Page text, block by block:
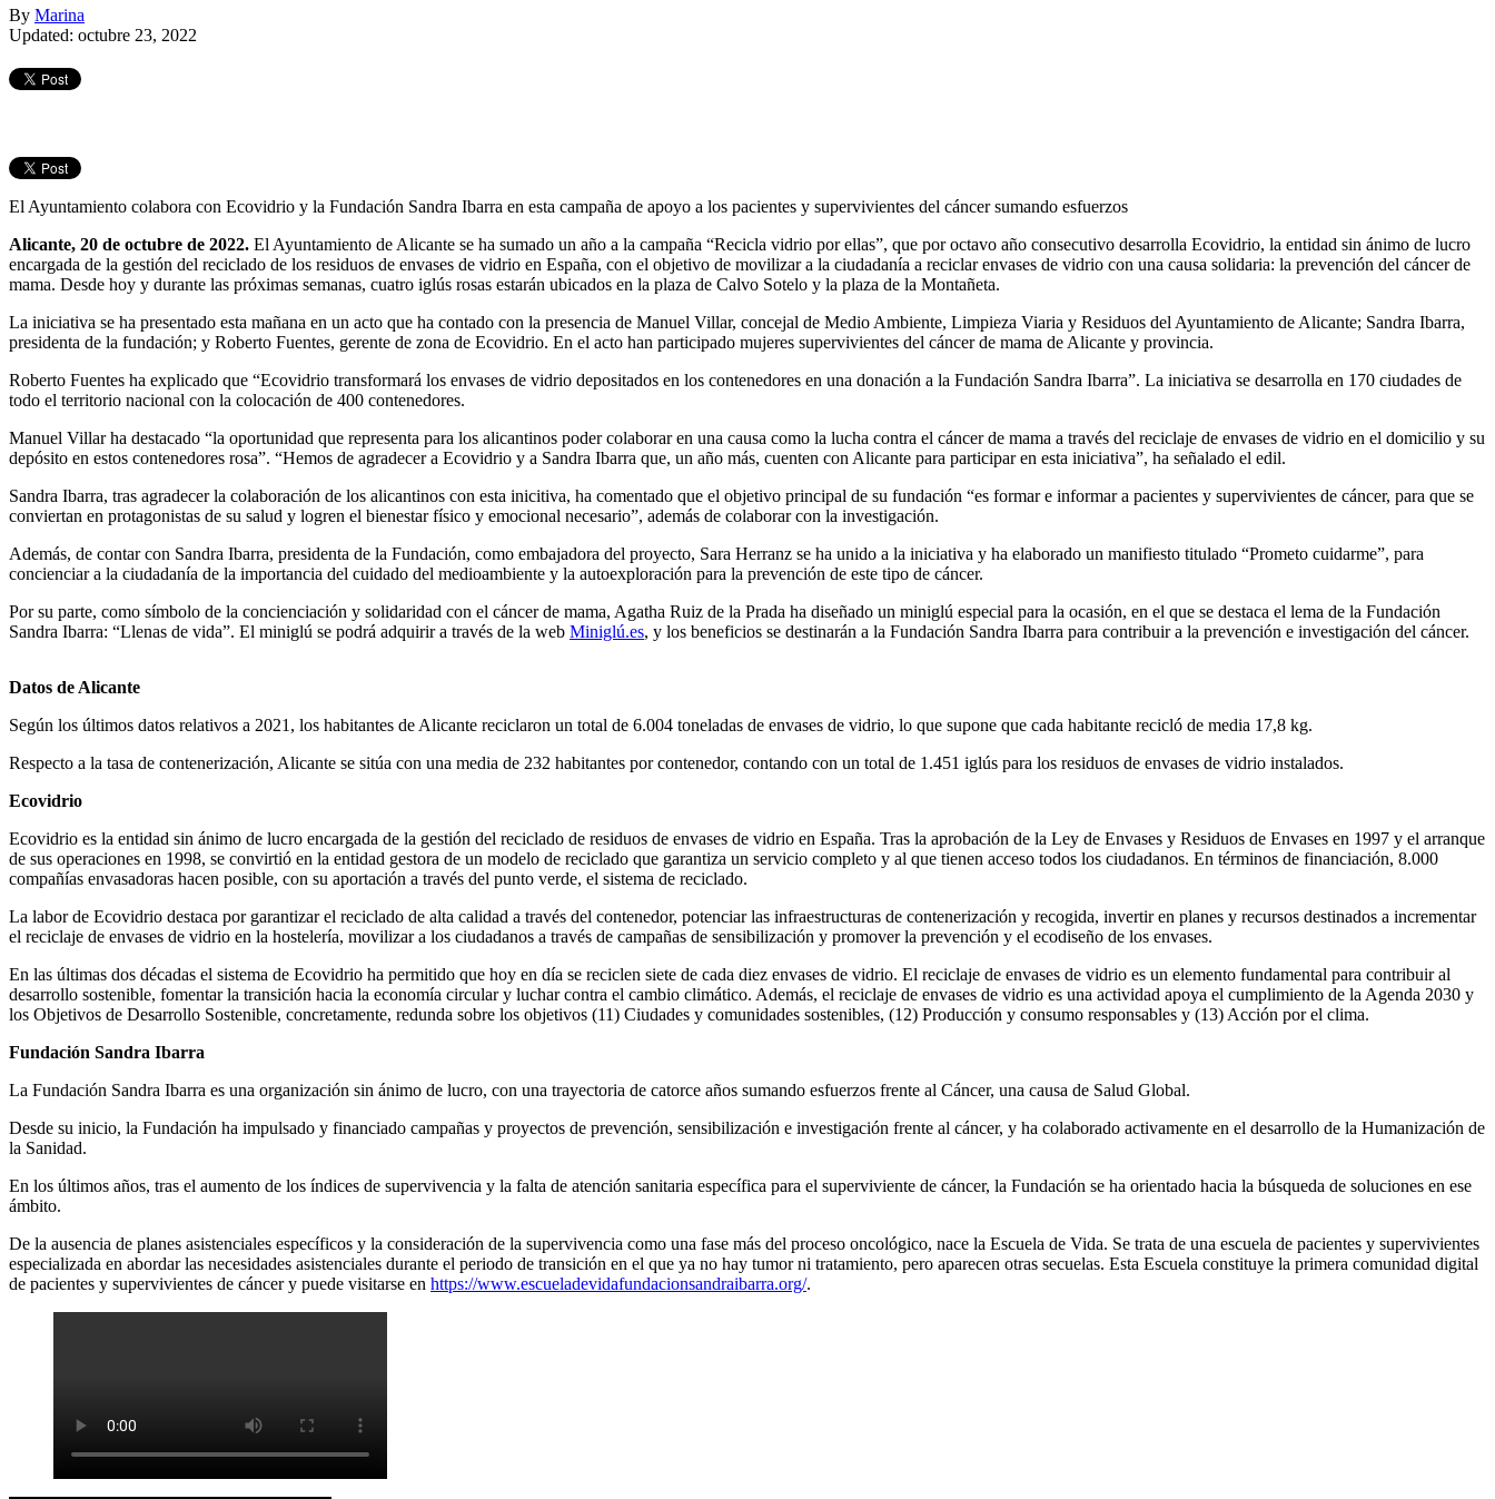
By Marina
Updated: octubre 23, 2022
El Ayuntamiento colabora con Ecovidrio y la Fundación Sandra Ibarra en esta campaña de apoyo a los pacientes y supervivientes del cáncer sumando esfuerzos
Alicante, 20 de octubre de 2022. El Ayuntamiento de Alicante se ha sumado un año a la campaña “Recicla vidrio por ellas”, que por octavo año consecutivo desarrolla Ecovidrio, la entidad sin ánimo de lucro
encargada de la gestión del reciclado de los residuos de envases de vidrio en España, con el objetivo de movilizar a la ciudadanía a reciclar envases de vidrio con una causa solidaria: la prevención del cáncer de
mama. Desde hoy y durante las próximas semanas, cuatro iglús rosas estarán ubicados en la plaza de Calvo Sotelo y la plaza de la Montañeta.
La iniciativa se ha presentado esta mañana en un acto que ha contado con la presencia de Manuel Villar, concejal de Medio Ambiente, Limpieza Viaria y Residuos del Ayuntamiento de Alicante; Sandra Ibarra,
presidenta de la fundación; y Roberto Fuentes, gerente de zona de Ecovidrio. En el acto han participado mujeres supervivientes del cáncer de mama de Alicante y provincia.
Roberto Fuentes ha explicado que “Ecovidrio transformará los envases de vidrio depositados en los contenedores en una donación a la Fundación Sandra Ibarra”. La iniciativa se desarrolla en 170 ciudades de
todo el territorio nacional con la colocación de 400 contenedores.
Manuel Villar ha destacado “la oportunidad que representa para los alicantinos poder colaborar en una causa como la lucha contra el cáncer de mama a través del reciclaje de envases de vidrio en el domicilio y su
depósito en estos contenedores rosa”. “Hemos de agradecer a Ecovidrio y a Sandra Ibarra que, un año más, cuenten con Alicante para participar en esta iniciativa”, ha señalado el edil.
Sandra Ibarra, tras agradecer la colaboración de los alicantinos con esta inicitiva, ha comentado que el objetivo principal de su fundación “es formar e informar a pacientes y supervivientes de cáncer, para que se
conviertan en protagonistas de su salud y logren el bienestar físico y emocional necesario”, además de colaborar con la investigación.
Además, de contar con Sandra Ibarra, presidenta de la Fundación, como embajadora del proyecto, Sara Herranz se ha unido a la iniciativa y ha elaborado un manifiesto titulado “Prometo cuidarme”, para
concienciar a la ciudadanía de la importancia del cuidado del medioambiente y la autoexploración para la prevención de este tipo de cáncer.
Por su parte, como símbolo de la concienciación y solidaridad con el cáncer de mama, Agatha Ruiz de la Prada ha diseñado un miniglú especial para la ocasión, en el que se destaca el lema de la Fundación
Sandra Ibarra: “Llenas de vida”. El miniglú se podrá adquirir a través de la web Miniglú.es, y los beneficios se destinarán a la Fundación Sandra Ibarra para contribuir a la prevención e investigación del cáncer.
Datos de Alicante
Según los últimos datos relativos a 2021, los habitantes de Alicante reciclaron un total de 6.004 toneladas de envases de vidrio, lo que supone que cada habitante recicló de media 17,8 kg.
Respecto a la tasa de contenerización, Alicante se sitúa con una media de 232 habitantes por contenedor, contando con un total de 1.451 iglús para los residuos de envases de vidrio instalados.
Ecovidrio
Ecovidrio es la entidad sin ánimo de lucro encargada de la gestión del reciclado de residuos de envases de vidrio en España. Tras la aprobación de la Ley de Envases y Residuos de Envases en 1997 y el arranque
de sus operaciones en 1998, se convirtió en la entidad gestora de un modelo de reciclado que garantiza un servicio completo y al que tienen acceso todos los ciudadanos. En términos de financiación, 8.000
compañías envasadoras hacen posible, con su aportación a través del punto verde, el sistema de reciclado.
La labor de Ecovidrio destaca por garantizar el reciclado de alta calidad a través del contenedor, potenciar las infraestructuras de contenerización y recogida, invertir en planes y recursos destinados a incrementar
el reciclaje de envases de vidrio en la hostelería, movilizar a los ciudadanos a través de campañas de sensibilización y promover la prevención y el ecodiseño de los envases.
En las últimas dos décadas el sistema de Ecovidrio ha permitido que hoy en día se reciclen siete de cada diez envases de vidrio. El reciclaje de envases de vidrio es un elemento fundamental para contribuir al
desarrollo sostenible, fomentar la transición hacia la economía circular y luchar contra el cambio climático. Además, el reciclaje de envases de vidrio es una actividad apoya el cumplimiento de la Agenda 2030 y
los Objetivos de Desarrollo Sostenible, concretamente, redunda sobre los objetivos (11) Ciudades y comunidades sostenibles, (12) Producción y consumo responsables y (13) Acción por el clima.
Fundación Sandra Ibarra
La Fundación Sandra Ibarra es una organización sin ánimo de lucro, con una trayectoria de catorce años sumando esfuerzos frente al Cáncer, una causa de Salud Global.
Desde su inicio, la Fundación ha impulsado y financiado campañas y proyectos de prevención, sensibilización e investigación frente al cáncer, y ha colaborado activamente en el desarrollo de la Humanización de
la Sanidad.
En los últimos años, tras el aumento de los índices de supervivencia y la falta de atención sanitaria específica para el superviviente de cáncer, la Fundación se ha orientado hacia la búsqueda de soluciones en ese
ámbito.
De la ausencia de planes asistenciales específicos y la consideración de la supervivencia como una fase más del proceso oncológico, nace la Escuela de Vida. Se trata de una escuela de pacientes y supervivientes
especializada en abordar las necesidades asistenciales durante el periodo de transición en el que ya no hay tumor ni tratamiento, pero aparecen otras secuelas. Esta Escuela constituye la primera comunidad digital
de pacientes y supervivientes de cáncer y puede visitarse en https://www.escueladevidafundacionsandraibarra.org/.